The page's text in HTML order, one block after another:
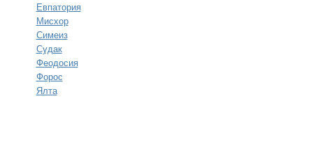
Евпатория
Мисхор
Симеиз
Судак
Феодосия
Форос
Ялта